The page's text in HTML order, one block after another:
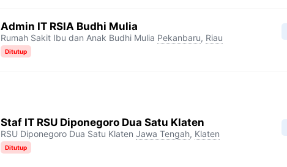
Admin IT RSIA Budhi Mulia
Rumah Sakit Ibu dan Anak Budhi Mulia Pekanbaru, Riau
Ditutup
Staf IT RSU Diponegoro Dua Satu Klaten
RSU Diponegoro Dua Satu Klaten Jawa Tengah, Klaten
Ditutup